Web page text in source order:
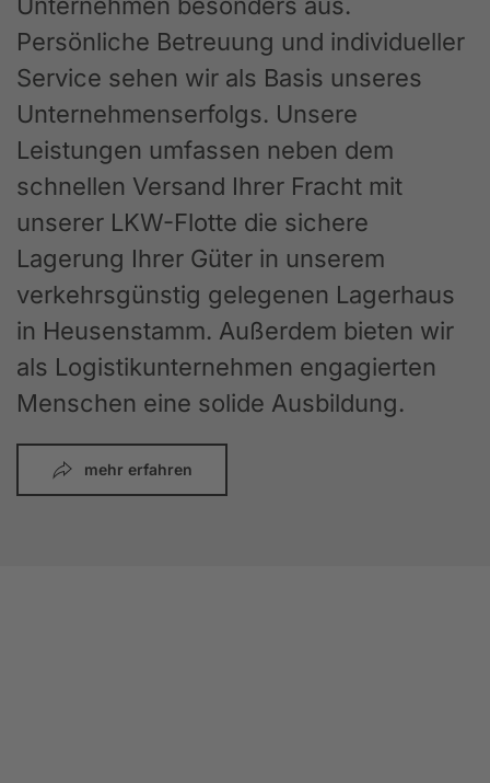
Unternehmen besonders aus.
Persönliche Betreuung und individueller
Service sehen wir als Basis unseres
Unternehmenserfolgs. Unsere
Leistungen umfassen neben dem
schnellen Versand Ihrer Fracht mit
unserer LKW-Flotte die sichere
Lagerung Ihrer Güter in unserem
verkehrsgünstig gelegenen Lagerhaus
in Heusenstamm. Außerdem bieten wir
als Logistikunternehmen engagierten
Menschen eine solide Ausbildung.
mehr erfahren